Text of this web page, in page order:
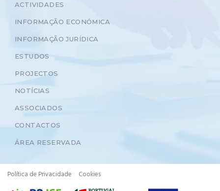
ACTIVIDADES
INFORMAÇÃO ECONÓMICA
INFORMAÇÃO JURÍDICA
ESTUDOS
PROJECTOS
NOTÍCIAS
ASSOCIADOS
CONTACTOS
ÁREA RESERVADA
Política de Privacidade Cookies